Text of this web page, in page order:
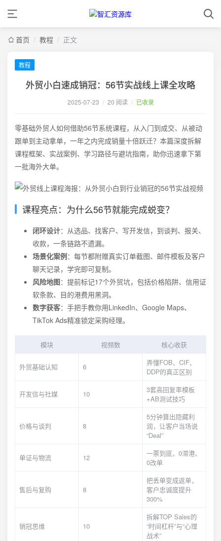
首页 / 教程 / 正文
教程
外贸小白速成销冠：56节实战线上课全攻略
2025-07-23 / 20 阅读 / 已收录
零基础外贸人如何借助56节系统课程，从入门到成交、从被动
跟单到主动拿单，一年之内完成销量十倍跃迁？本篇深度拆解
课程框架、实战案例、学习路径与避坑指南，助你迅速拿下第
一批海外大单。
课程亮点：为什么56节就能完成蜕变？
闭环设计：从选品、找客户、写开发信，到谈判、报关、
收款，一条链路不遗漏。
场景化案例：每节都附赠真实订单截图、邮件模板及客户
聊天记录，学完即可复制。
风险地图：提前标记17个外贸坑，包括价格陷阱、信用证
软条款、目的港费用黑洞。
数字获客：手把手教你用LinkedIn、Google Maps、
TikTok Ads精准锁定采购经理。
模块 视频数 核心收获
外贸基础认知 6
弄懂FOB、CIF、
DDP的真正区别
开发信与社媒 10
3套高回复率模板
+AB测试技巧
价格与谈判 8
5分钟算出隐藏利
润，让客户当场说
“Deal”
单证与物流 12
一票到底，0滞港、
0改单
售后与复购 8
把丢单变成返单，
客户忠诚度提升
300%
销冠思维 10
拆解TOP Sales的
“时间杠杆”与“心理
战术”